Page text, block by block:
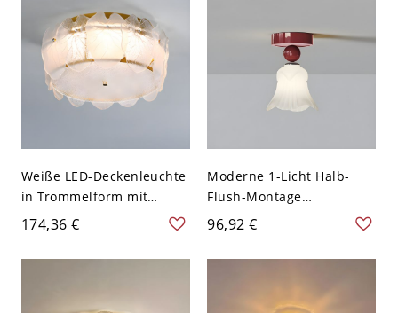
Weiße LED-Deckenleuchte
in Trommelform mit
mattiertem Glasschirm -
110V-120V 40,64 cm
174,36 €
Moderne 1-Licht Halb-
Flush-Montage
Deckenleuchte mit
mattiertem Glasschirm -
110V-120V Blumen
96,92 €